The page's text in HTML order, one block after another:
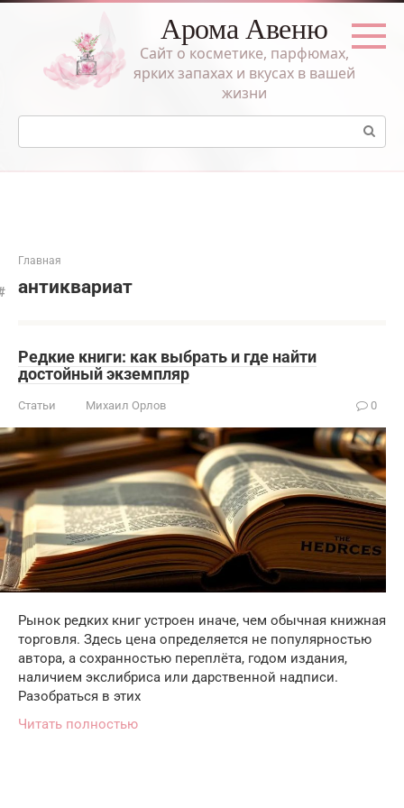
Перейти
Арома Авеню
Сайт о косметике, парфюмах,
ярких запахах и вкусах в вашей
жизни
Поиск:
Главная
антиквариат
Редкие книги: как выбрать и где найти
достойный экземпляр
Статьи Михаил Орлов 0
Рынок редких книг устроен иначе, чем обычная книжная
торговля. Здесь цена определяется не популярностью
автора, а сохранностью переплёта, годом издания,
наличием экслибриса или дарственной надписи.
Разобраться в этих
Читать полностью